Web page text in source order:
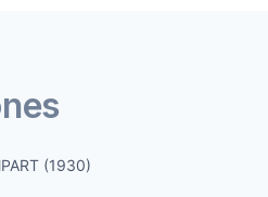
(1930)